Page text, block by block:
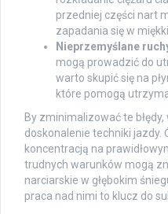
przedniej części nart
zapadania się w
Nieprzemyślane
mogą prowadzić do
warto skupić się na
które pomogą
By zminimalizować te
doskonalenie techniki jazdy.
koncentracją na
trudnych warunków mogą
narciarskie w głębokim
praca nad nimi to klucz do